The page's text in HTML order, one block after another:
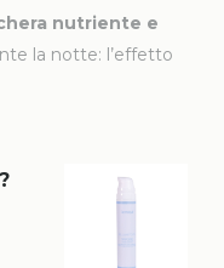
nutriente e
la notte: l’effetto